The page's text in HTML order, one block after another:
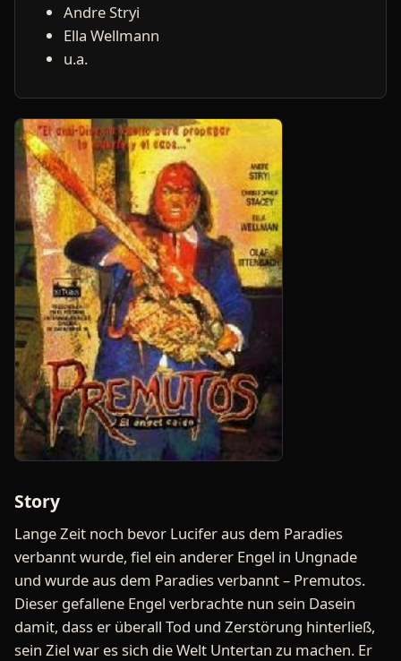
Andre Stryi
Ella Wellmann
u.a.
Story
Lange Zeit noch bevor Lucifer aus dem Paradies
verbannt wurde, fiel ein anderer Engel in Ungnade
und wurde aus dem Paradies verbannt – Premutos.
Dieser gefallene Engel verbrachte nun sein Dasein
damit, dass er überall Tod und Zerstörung hinterließ,
sein Ziel war es sich die Welt Untertan zu machen. Er